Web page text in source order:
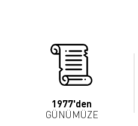
1977'den
GÜNÜMÜZE